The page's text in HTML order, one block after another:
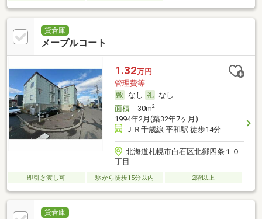
貸倉庫
メープルコート
1.32万円
管理費等-
なし
なし
面積30m2
1994年2月(築32年7ヶ月)
ＪＲ千歳線 平和駅 徒歩14分
北海道札幌市白石区北郷四条１０
丁目
即引き渡し可 駅から徒歩15分以内 2階以上
貸倉庫